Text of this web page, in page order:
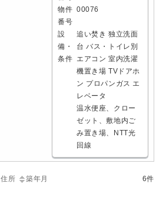
物件
番号
00076
設
備・
条件
追い焚き 独立洗面
台 バス・トイレ別
エアコン 室内洗濯
機置き場 TVドアホ
ン プロパンガス エ
レベータ
温水便座、クロー
ゼット、敷地内ご
み置き場、NTT光
回線
住所 築年月 6件